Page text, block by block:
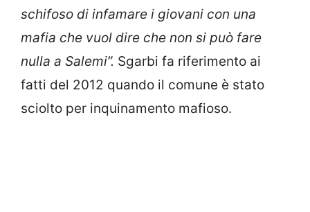
schifoso di infamare i giovani con una
mafia che vuol dire che non si può fare
nulla a Salemi”. Sgarbi fa riferimento ai
fatti del 2012 quando il comune è stato
sciolto per inquinamento mafioso.